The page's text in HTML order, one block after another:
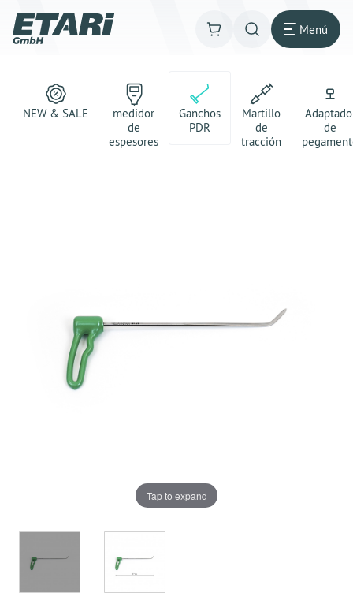
Menú
NEW & SALE
medidor
de
espesores
Ganchos
PDR
Martillo
de
tracción
de
Tap to expand